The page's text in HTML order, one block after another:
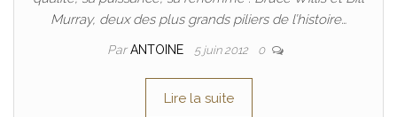
Murray, deux des plus grands piliers de l’histoire…
ParANTOINE 5 juin 2012 0
Lire la suite